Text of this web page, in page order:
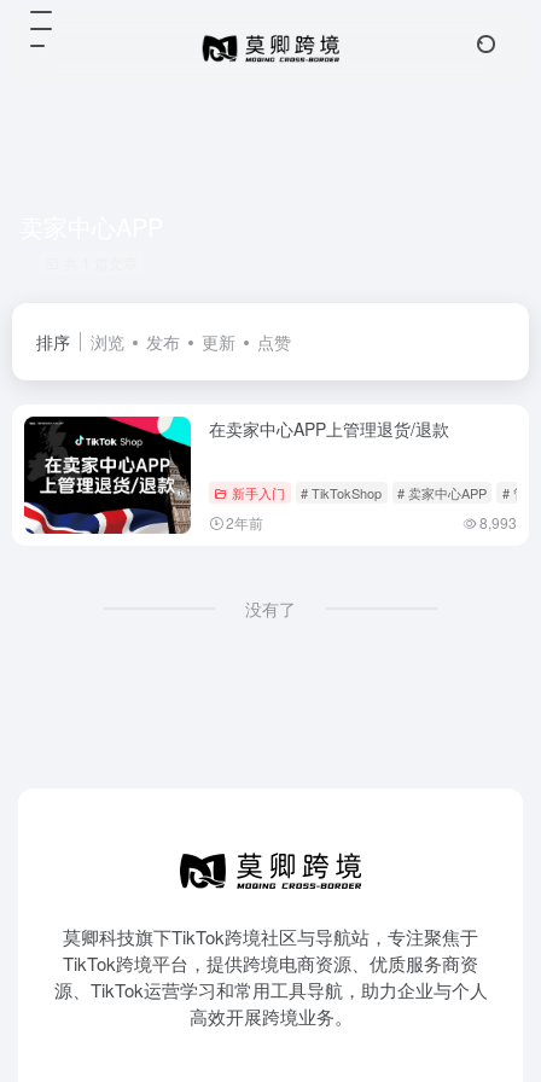
排序 浏览 发布 更新 点赞
在卖家中心APP上管理退货/退款
新手入门 # TikTokShop # 卖家中心APP # 管
2年前 8,993
没有了
莫卿科技旗下TikTok跨境社区与导航站，专注聚焦于
TikTok跨境平台，提供跨境电商资源、优质服务商资
源、TikTok运营学习和常用工具导航，助力企业与个人
高效开展跨境业务。